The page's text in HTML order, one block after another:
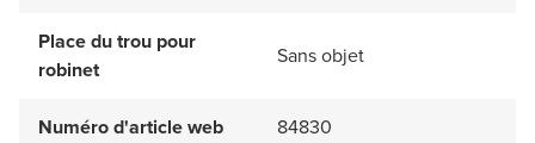
Place du trou pour
robinet
Sans objet
Numéro d'article web 84830